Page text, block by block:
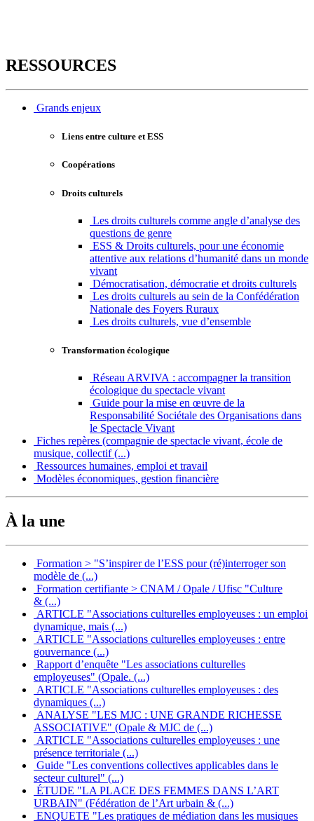
RESSOURCES
Grands enjeux
Liens entre culture et ESS
Coopérations
Droits culturels
Les droits culturels comme angle d’analyse des
questions de genre
ESS & Droits culturels, pour une économie
attentive aux relations d’humanité dans un monde
vivant
Démocratisation, démocratie et droits culturels
Les droits culturels au sein de la Confédération
Nationale des Foyers Ruraux
Les droits culturels, vue d’ensemble
Transformation écologique
Réseau ARVIVA : accompagner la transition
écologique du spectacle vivant
Guide pour la mise en œuvre de la
Responsabilité Sociétale des Organisations dans
le Spectacle Vivant
Fiches repères (compagnie de spectacle vivant, école de
musique, collectif (...)
Ressources humaines, emploi et travail
Modèles économiques, gestion financière
À la une
Formation > "S’inspirer de l’ESS pour (ré)interroger son
modèle de (...)
Formation certifiante > CNAM / Opale / Ufisc "Culture
& (...)
ARTICLE "Associations culturelles employeuses : un emploi
dynamique, mais (...)
ARTICLE "Associations culturelles employeuses : entre
gouvernance (...)
Rapport d’enquête "Les associations culturelles
employeuses" (Opale. (...)
ARTICLE "Associations culturelles employeuses : des
dynamiques (...)
ANALYSE "LES MJC : UNE GRANDE RICHESSE
ASSOCIATIVE" (Opale & MJC de (...)
ARTICLE "Associations culturelles employeuses : une
présence territoriale (...)
Guide "Les conventions collectives applicables dans le
secteur culturel" (...)
ÉTUDE "LA PLACE DES FEMMES DANS L’ART
URBAIN" (Fédération de l’Art urbain & (...)
ENQUETE "Les pratiques de médiation dans les musiques